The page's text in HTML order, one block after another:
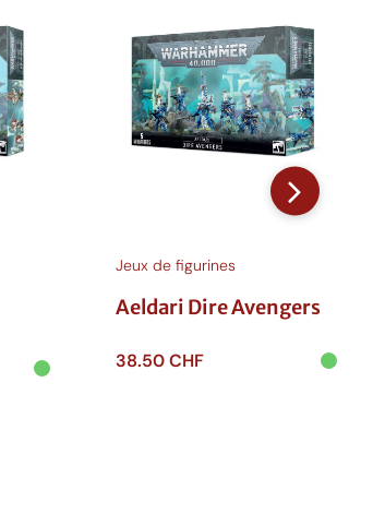
Jeux de figurines
Aeldari Dire Avengers
38.50CHF